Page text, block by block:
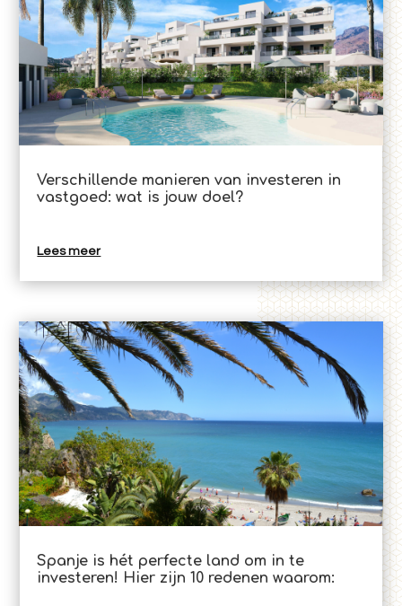
Verschillende manieren van investeren in
vastgoed: wat is jouw doel?
Lees meer
Spanje is hét perfecte land om in te
investeren! Hier zijn 10 redenen waarom: